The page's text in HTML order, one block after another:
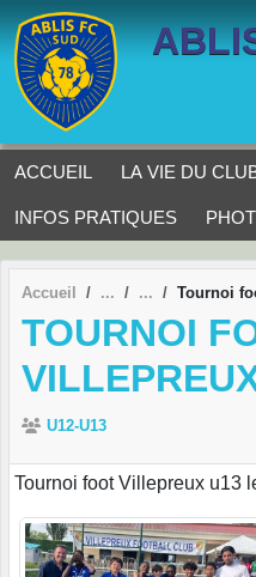
ACCUEIL LA VIE DU
INFOS PRATIQUES
Accueil Tournoi
TOURNOI
U12-U13
Tournoi foot Villepreux u13
Panneau de gestion des